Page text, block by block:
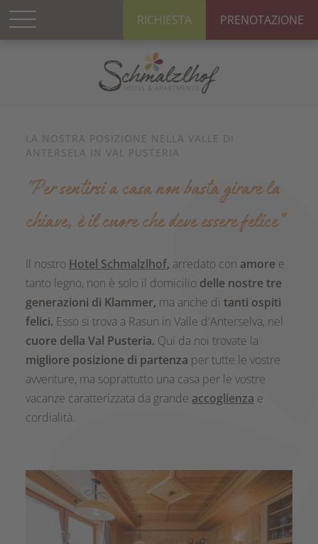
RICHIESTA PRENOTAZIONE
LA NOSTRA POSIZIONE NELLA VALLE DI
ANTERSELA IN VAL PUSTERIA
“Per sentirsi a casa non basta girare la
chiave, è il cuore che deve essere felice“
Il nostro Hotel Schmalzlhof, arredato con amore e
tanto legno, non è solo il domicilio delle nostre tre
generazioni di Klammer, ma anche di tanti ospiti
felici. Esso si trova a Rasun in Valle d'Anterselva, nel
cuore della Val Pusteria. Qui da noi trovate la
migliore posizione di partenza per tutte le vostre
avventure, ma soprattutto una casa per le vostre
vacanze caratterizzata da grande accoglienza e
cordialità.